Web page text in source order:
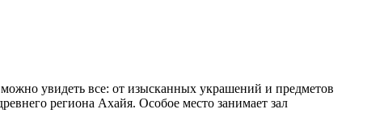
можно увидеть все: от изысканных украшений и предметов
региона Ахайя. Особое место занимает зал